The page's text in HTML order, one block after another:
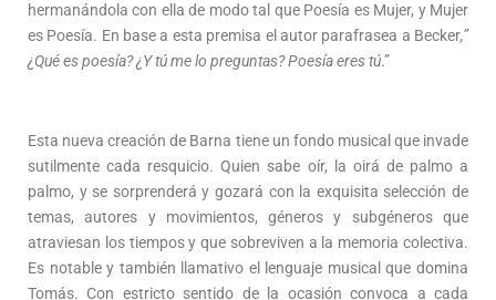
hermanándola con ella de modo tal que Poesía es Mujer, y Mujer
es Poesía. En base a esta premisa el autor parafrasea a Becker,”
¿Qué es poesía? ¿Y tú me lo preguntas? Poesía eres tú.”
Esta nueva creación de Barna tiene un fondo musical que invade
sutilmente cada resquicio. Quien sabe oír, la oirá de palmo a
palmo, y se sorprenderá y gozará con la exquisita selección de
temas, autores y movimientos, géneros y subgéneros que
atraviesan los tiempos y que sobreviven a la memoria colectiva.
Es notable y también llamativo el lenguaje musical que domina
Tomás. Con estricto sentido de la ocasión convoca a cada